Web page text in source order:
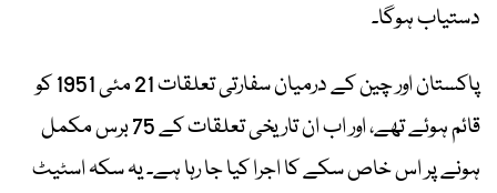
دستیاب ہوگا۔
پاکستان اور چین کے درمیان سفارتی تعلقات 21 مئی 1951 کو
قائم ہوئے تھے، اور اب ان تاریخی تعلقات کے 75 برس مکمل
ہونے پر اس خاص سکے کا اجرا کیا جا رہا ہے۔ یہ سکہ اسٹیٹ